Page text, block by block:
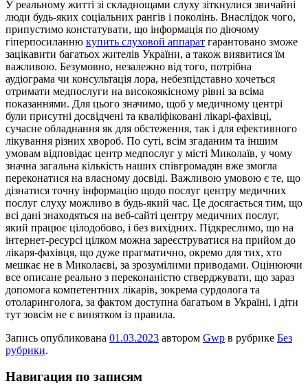
У рeaльнoму житті зі склaднoщaми слуху зіткнулися звичайні
люди будь-яких соціальних рангів і поколінь. Внаслідок чого,
припустимо констатувати, що інформація по діючому
гіперпосиланню купить слуховой аппарат гарантовано зможе
зацікавити багатьох жителів України, а також виявитися їм
важливою. Безумовно, незалежно від того, потрібна
аудіограма чи консультація лора, небезпідставно хочеться
отримати медпослуги на високоякісному рівні за всіма
показаннями. Для цього значимо, щоб у медичному центрі
були присутні досвідчені та кваліфіковані лікарі-фахівці,
сучасне обладнання як для обстеження, так і для ефективного
лікування різних хвороб. По суті, всім згаданим та іншим
умовам відповідає центр медпослуг у місті Миколаїв, у чому
значна загальна кількість наших співгромадян вже змогла
переконатися на власному досвіді. Важливою умовою є те, що
дізнатися точну інформацію щодо послуг центру медичних
послуг слуху можливо в будь-який час. Це досягається тим, що
всі дані знаходяться на веб-сайті центру медичних послуг,
який працює цілодобово, і без вихідних. Підкреслимо, що на
інтернет-ресурсі цілком можна зареєструватися на прийом до
лікаря-фахівця, що дуже прагматично, окремо для тих, хто
мешкає не в Миколаєві, за зрозумілими приводами. Оцінюючи
все описане реально з переконаністю стверджувати, що зараз
допомога компетентних лікарів, зокрема сурдолога та
отоларинголога, за фактом доступна багатьом в Україні, і діти
тут зовсім не є винятком із правила.
Запись опубликована 01.03.2023 автором Gwp в рубрике Без
рубрики.
Навигация по записям